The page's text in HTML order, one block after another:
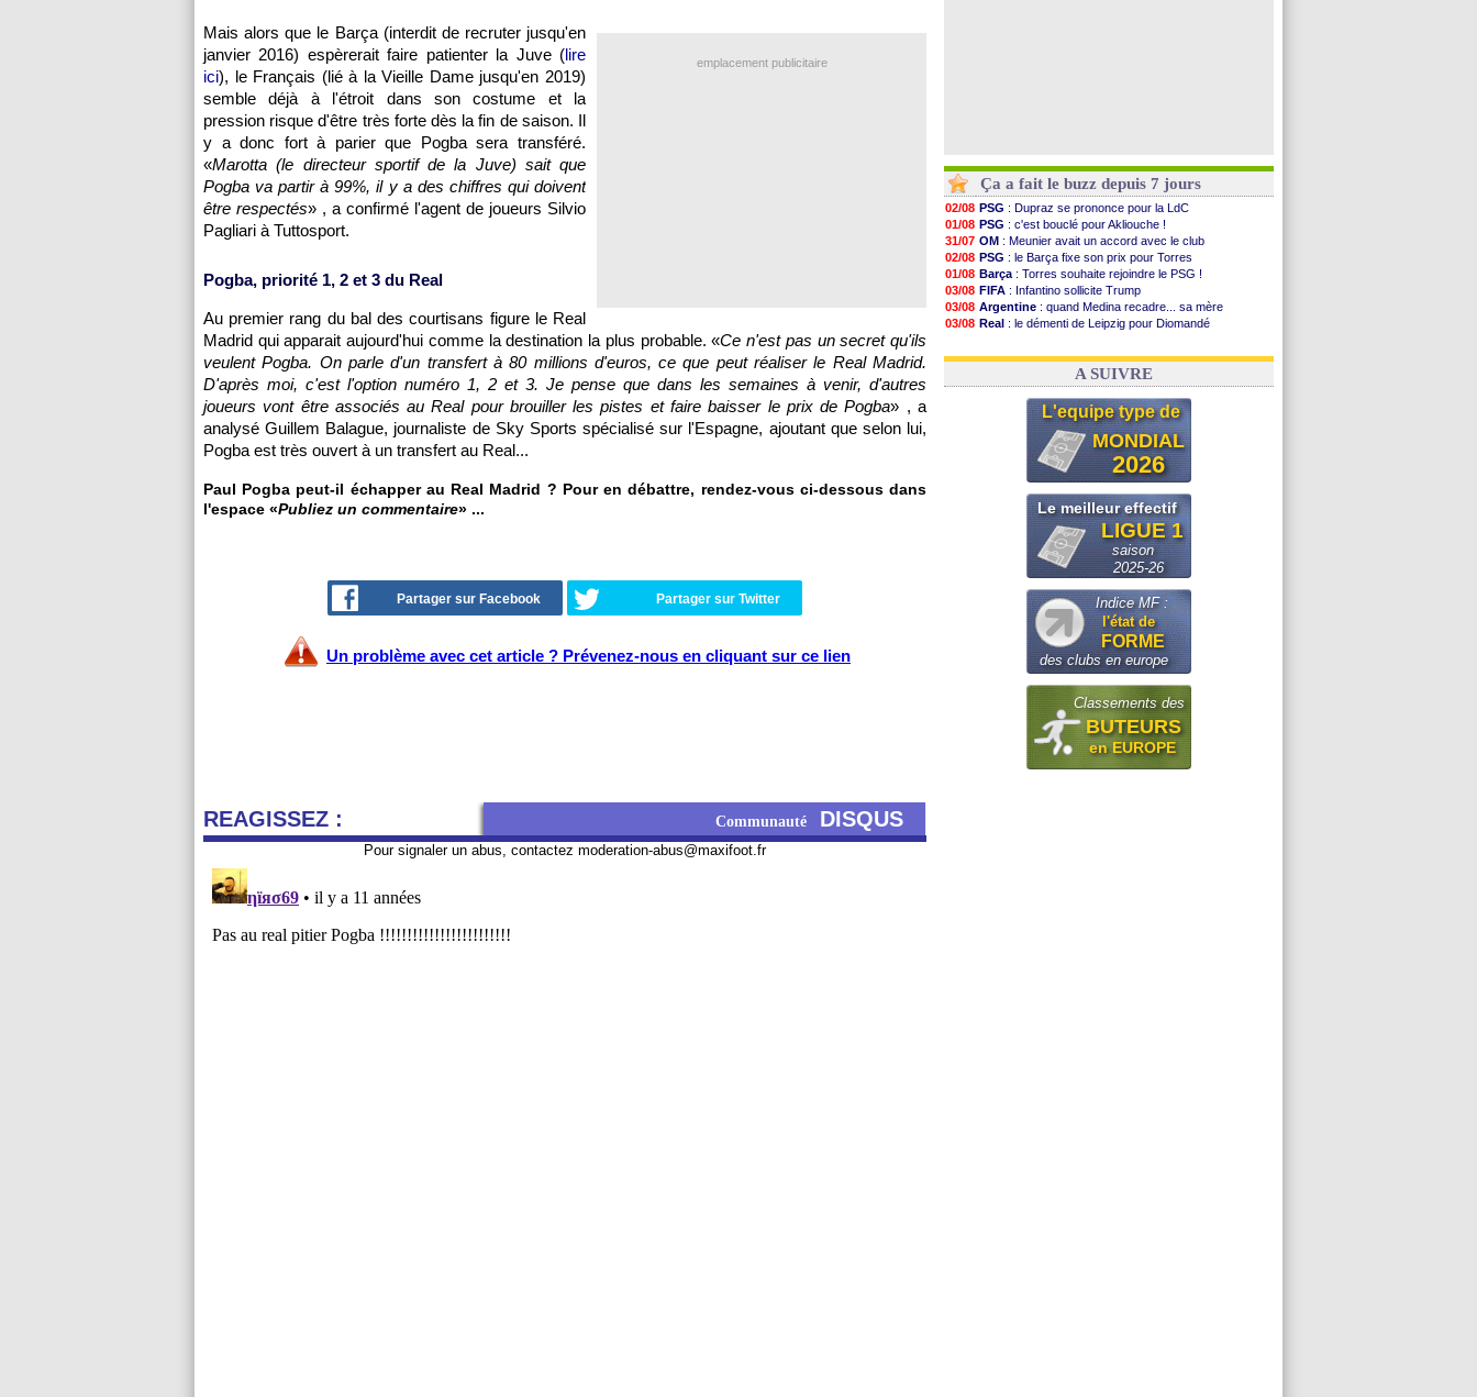
emplacement publicitaire
Mais alors que le Barça (interdit de recruter jusqu'en
janvier 2016) espèrerait faire patienter la Juve (lire
ici), le Français (lié à la Vieille Dame jusqu'en 2019)
semble déjà à l'étroit dans son costume et la
pression risque d'être très forte dès la fin de saison. Il
y a donc fort à parier que Pogba sera transféré.
«Marotta (le directeur sportif de la Juve) sait que
Pogba va partir à 99%, il y a des chiffres qui doivent
être respectés» , a confirmé l'agent de joueurs Silvio
Pagliari à Tuttosport.
Pogba, priorité 1, 2 et 3 du Real
Au premier rang du bal des courtisans figure le Real
Madrid qui apparait aujourd'hui comme la destination la plus probable. «Ce n'est pas un secret qu'ils
veulent Pogba. On parle d'un transfert à 80 millions d'euros, ce que peut réaliser le Real Madrid.
D'après moi, c'est l'option numéro 1, 2 et 3. Je pense que dans les semaines à venir, d'autres
joueurs vont être associés au Real pour brouiller les pistes et faire baisser le prix de Pogba» , a
analysé Guillem Balague, journaliste de Sky Sports spécialisé sur l'Espagne, ajoutant que selon lui,
Pogba est très ouvert à un transfert au Real...
Paul Pogba peut-il échapper au Real Madrid ? Pour en débattre, rendez-vous ci-dessous dans
l'espace «Publiez un commentaire» ...
Partager sur Facebook Partager sur Twitter
Un problème avec cet article ? Prévenez-nous en cliquant sur ce lien
REAGISSEZ : Communauté DISQUS
Pour signaler un abus, contactez moderation-abus@maxifoot.fr
Ça a fait le buzz depuis 7 jours
02/08 PSG : Dupraz se prononce pour la LdC
01/08 PSG : c'est bouclé pour Akliouche !
31/07 OM : Meunier avait un accord avec le club
02/08 PSG : le Barça fixe son prix pour Torres
01/08 Barça : Torres souhaite rejoindre le PSG !
03/08 FIFA : Infantino sollicite Trump
03/08 Argentine : quand Medina recadre... sa mère
03/08 Real : le démenti de Leipzig pour Diomandé
31/07 FIFA: le conseiller d'Infantino démissionne !
A SUIVRE
L'equipe type de
MONDIAL
2026
Le meilleur effectif
LIGUE 1
saison
2025-26
Indice MF :
l'état de
FORME
des clubs en europe
Classements des
BUTEURS
en EUROPE